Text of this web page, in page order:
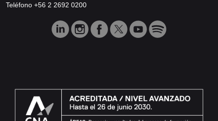
Teléfono +56 2 2692 0200